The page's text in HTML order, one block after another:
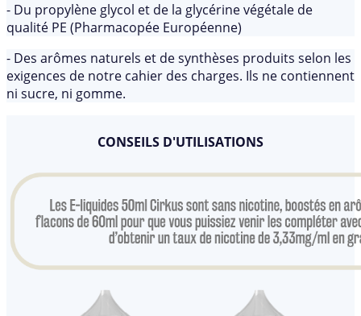
- Du propylène glycol et de la glycérine végétale de
qualité PE (Pharmacopée Européenne)
- Des arômes naturels et de synthèses produits selon les
exigences de notre cahier des charges. Ils ne contiennent
ni sucre, ni gomme.
CONSEILS D'UTILISATIONS